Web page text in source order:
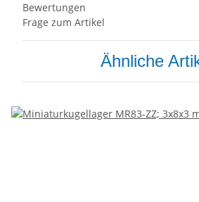
Bewertungen
Frage zum Artikel
Ähnliche